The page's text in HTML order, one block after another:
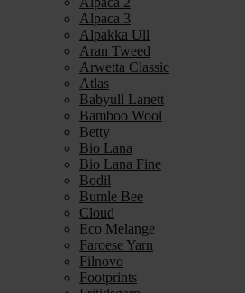
Alpaca 3
Alpakka Ull
Aran Tweed
Arwetta Classic
Atlas
Babyull Lanett
Bamboo Wool
Betty
Bio Lana
Bio Lana Fine
Bodil
Bumle Bee
Cloud
Eco Melange
Faroese Yarn
Filnovo
Footprints